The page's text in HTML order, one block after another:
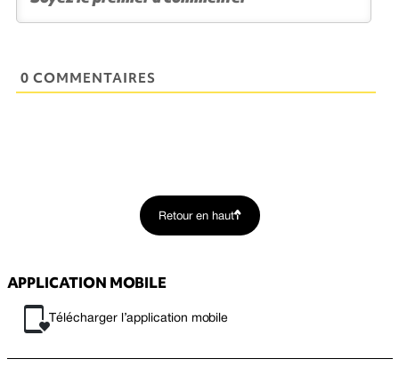
0 COMMENTAIRES
Retour en haut
APPLICATION MOBILE
Télécharger l’application mobile